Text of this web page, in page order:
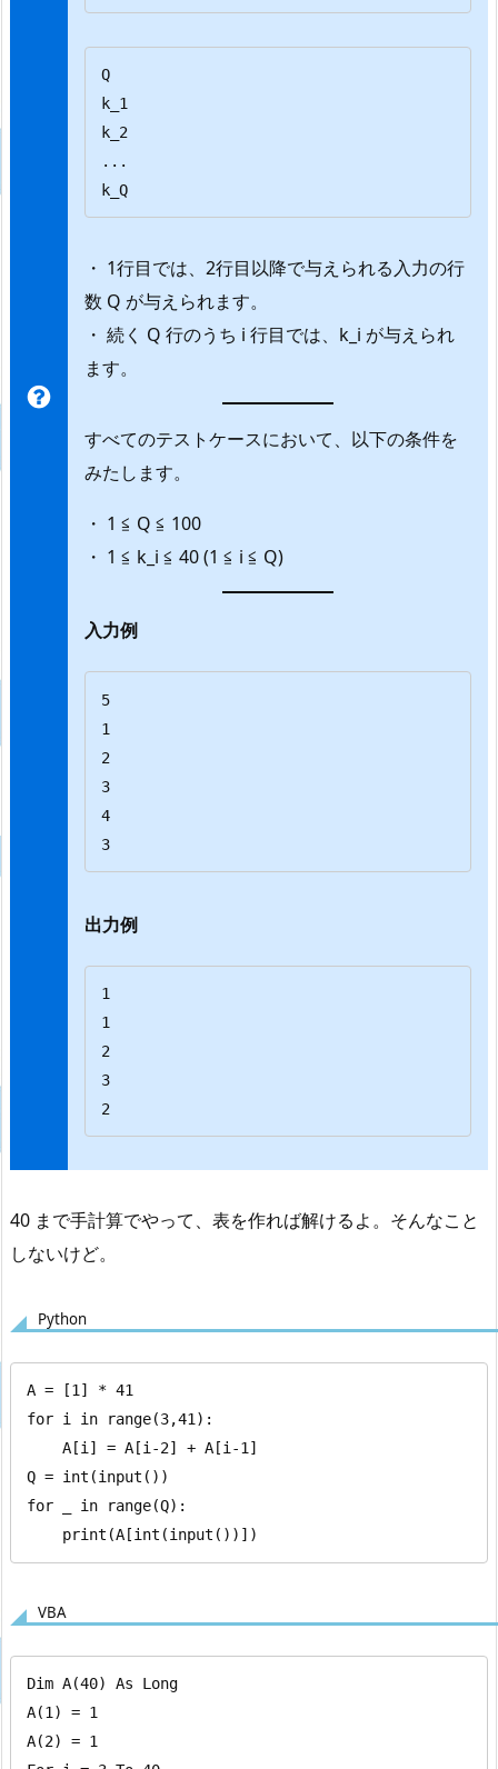
Q
k_1
k_2
...
k_Q
・ 1行目では、2行目以降で与えられる入力の行
数 Q が与えられます。
・ 続く Q 行のうち i 行目では、k_i が与えられ
ます。
すべてのテストケースにおいて、以下の条件を
みたします。
・ 1 ≦ Q ≦ 100
・ 1 ≦ k_i ≦ 40 (1 ≦ i ≦ Q)
入力例
5
1
2
3
4
3
出力例
1
1
2
3
2
40 まで手計算でやって、表を作れば解けるよ。そんなこと
しないけど。
Python
A = [1] * 41
for i in range(3,41):
Q = int(input())
for _ in range(Q):
    print(A[int(input())])
VBA
Dim A(40) As Long
A(1) = 1
A(2) = 1